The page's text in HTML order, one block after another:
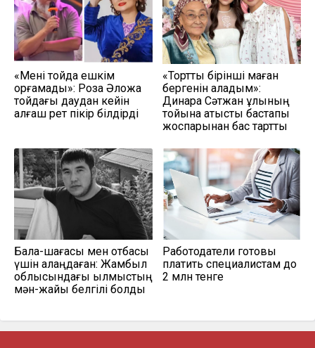
«Мені тойда ешкім
қорғамады»: Роза Әлқожа
тойдағы даудан кейін
алғаш рет пікір білдірді
«Тортты бірінші маған
бергенін қаладым»:
Динара Сәтжан ұлының
тойына қатысты бастапқы
жоспарынан бас тартты
Бала-шағасы мен отбасы
үшін алаңдаған: Жамбыл
облысындағы қылмыстың
мән-жайы белгілі болды
Работодатели готовы
платить специалистам до
2 млн тенге